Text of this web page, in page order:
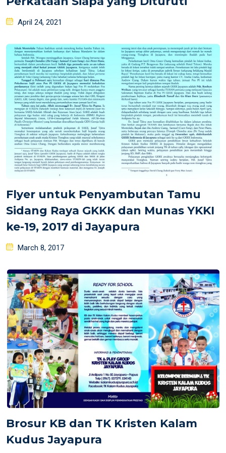
Posted
April 24, 2021
Flyer untuk Penyambutan Tamu
Sidang Raya GKKK dan Munas YKKI
ke-19, 2017 di Jayapura
Posted
March 8, 2017
Brosur KB dan TK Kristen Kalam
Kudus Jayapura